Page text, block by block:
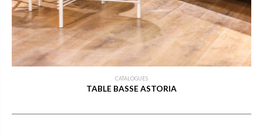
CATALOGUES
TABLE BASSE ASTORIA